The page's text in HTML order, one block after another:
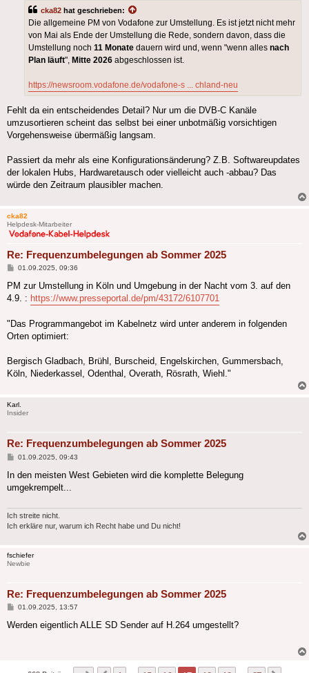
cka82 hat geschrieben:
Die allgemeine PM von Vodafone zur Umstellung. Es ist jetzt nicht mehr
von Mai als Ende der Umstellung die Rede, sondern davon, dass die
Umstellung noch 11 Monate dauern wird und, wenn "wenn alles nach
Plan läuft", Mitte 2026 abgeschlossen ist.
https://newsroom.vodafone.de/vodafone-s ... chland-neu
Fehlt da ein entscheidendes Detail? Nur um die DVB-C Kanäle
umzusortieren scheint das selbst bei einer unbotmäßig vorsichtigen
Vorgehensweise übermäßig langsam.
Passiert da mehr als eine Konfigurationsänderung? Z.B. Softwareupdates
der lokalen Hubs, Hardwaretausch oder vielleicht auch -abbau? Das
würde den Zeitraum plausibler machen.
cka82
Helpdesk-Mitarbeiter
Re: Frequenzumbelegungen ab Sommer 2025
Beitrag
01.09.2025, 09:36
PM zur Umstellung in Köln und Umgebung in der Nacht vom 3. auf den
4.9. : https://www.presseportal.de/pm/43172/6107701
"Das Programmangebot im Kabelnetz wird unter anderem in folgenden
Orten optimiert:
Bergisch Gladbach, Brühl, Burscheid, Engelskirchen, Gummersbach,
Köln, Niederkassel, Odenthal, Overath, Rösrath, Wiehl."
Karl.
Insider
Re: Frequenzumbelegungen ab Sommer 2025
Beitrag
01.09.2025, 09:43
In den meisten West Gebieten wird die komplette Belegung
umgekrempelt...
Ich streite nicht.
Ich erkläre nur, warum ich Recht habe und Du nicht!
fschiefer
Newbie
Re: Frequenzumbelegungen ab Sommer 2025
Beitrag
01.09.2025, 13:57
Werden eigentlich ALLE SD Sender auf H.264 umgestellt?